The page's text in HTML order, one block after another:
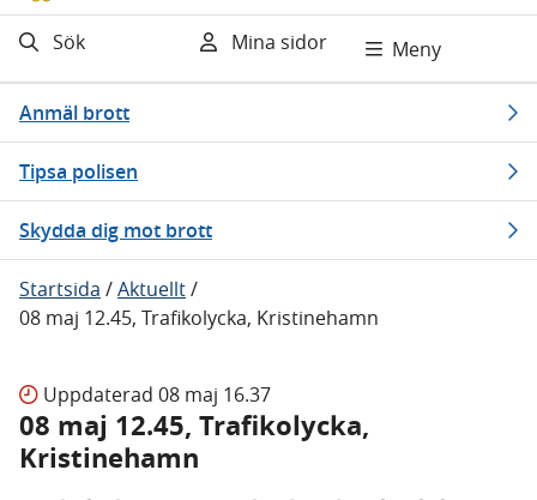
Sök Mina sidor Meny
Anmäl brott
Tipsa polisen
Skydda dig mot brott
Startsida /Aktuellt/
08 maj 12.45, Trafikolycka, Kristinehamn
Uppdaterad 08 maj 16.37
08 maj 12.45, Trafikolycka,
Kristinehamn